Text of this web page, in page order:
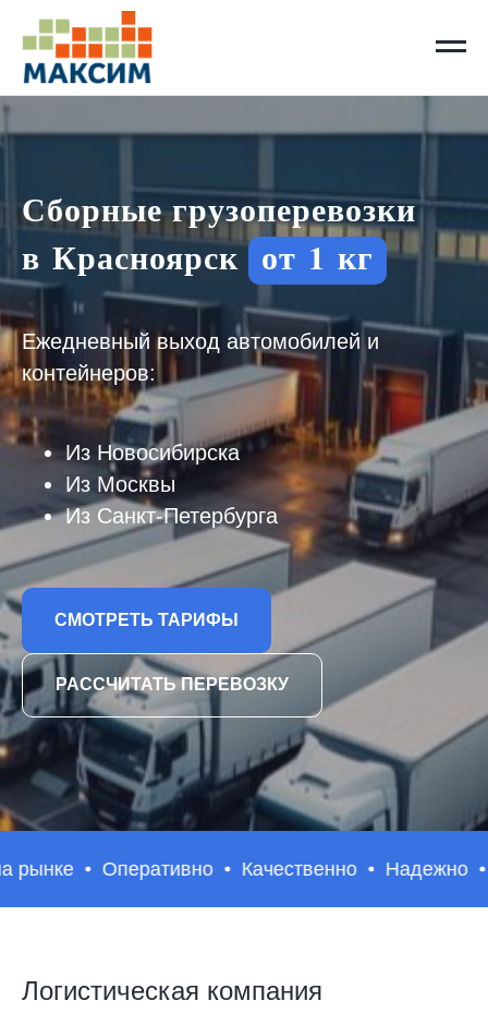
Сборные грузоперевозки
в Красноярск от 1 кг
Ежедневный выход автомобилей и
контейнеров:
Из Новосибирска
Из Москвы
Из Санкт-Петербурга
СМОТРЕТЬ ТАРИФЫ
РАССЧИТАТЬ ПЕРЕВОЗКУ
Оперативно Качественно Надежно
Логистическая компания